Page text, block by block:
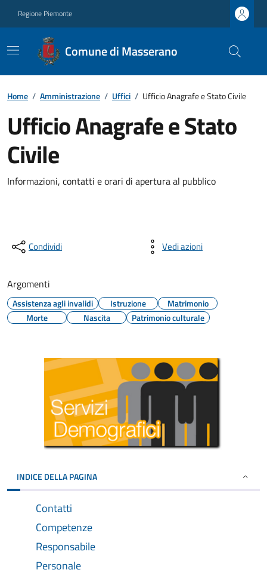
Regione Piemonte
Comune di Masserano
Home / Amministrazione / Uffici / Ufficio Anagrafe e Stato Civile
Ufficio Anagrafe e Stato
Civile
Informazioni, contatti e orari di apertura al pubblico
Condividi Vedi azioni
Argomenti
Assistenza agli invalidi Istruzione
Matrimonio
Morte
Nascita Patrimonio culturale
INDICE DELLA PAGINA
Contatti
Competenze
Responsabile
Personale